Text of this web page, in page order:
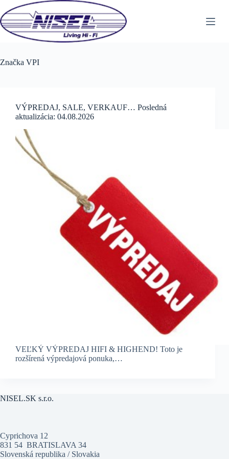
to
content
Značka VPI
VÝPREDAJ, SALE, VERKAUF… Posledná
aktualizácia: 04.08.2026
VEĽKÝ VÝPREDAJ HIFI & HIGHEND! Toto je
rozšírená výpredajová ponuka,…
NISEL.SK s.r.o.
Cyprichova 12
831 54 BRATISLAVA 34
Slovenská republika / Slovakia